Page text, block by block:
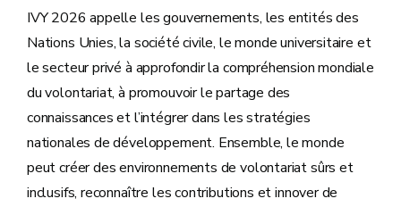
IVY 2026 appelle les gouvernements, les entités des
Nations Unies, la société civile, le monde universitaire et
le secteur privé à approfondir la compréhension mondiale
du volontariat, à promouvoir le partage des
connaissances et l’intégrer dans les stratégies
nationales de développement. Ensemble, le monde
peut créer des environnements de volontariat sûrs et
inclusifs, reconnaître les contributions et innover de